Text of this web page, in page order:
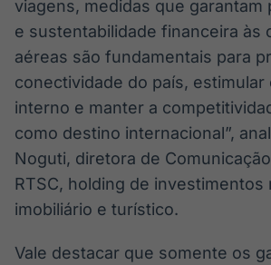
Em breve
Crédito
Em breve
viagens, medidas que garantam
e sustentabilidade financeira às
aéreas são fundamentais para
conectividade do país, estimular
interno e manter a
como destino internacional”,
Noguti, diretora de
RTSC, holding de investimentos
imobiliário e turístico.
Vale destacar que somente os